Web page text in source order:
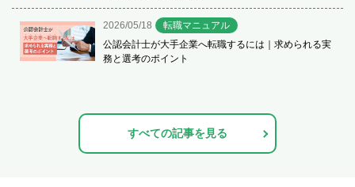
2026/05/18
転職マニュアル
公認会計士が大手企業へ転職するには｜求められる実
務と選考のポイント
すべての記事を見る